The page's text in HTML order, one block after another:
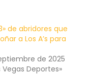
de abridores que
a Los A’s para
de 2025
Vegas Deportes»